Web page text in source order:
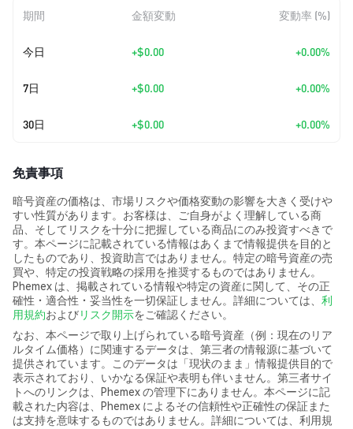
期間 金額変動 変動率 (%)
今日 +$0.00 +0.00%
7日 +$0.00 +0.00%
30日 +$0.00 +0.00%
免責事項
暗号資産の価格は、市場リスクや価格変動の影響を大きく受けや
すい性質があります。お客様は、ご自身がよく理解している商
品、そしてリスクを十分に把握している商品にのみ投資すべきで
す。本ページに記載されている情報はあくまで情報提供を目的と
したものであり、投資助言ではありません。特定の暗号資産の売
買や、特定の投資戦略の採用を推奨するものではありません。
Phemex は、掲載されている情報や特定の資産に関して、その正
確性・適合性・妥当性を一切保証しません。詳細については、 利
用規約およびリスク開示をご確認ください。
なお、本ページで取り上げられている暗号資産（例：現在のリア
ルタイム価格）に関連するデータは、第三者の情報源に基づいて
提供されています。このデータは「現状のまま」情報提供目的で
表示されており、いかなる保証や表明も伴いません。第三者サイ
トへのリンクは、Phemex の管理下にありません。本ページに記
載された内容は、Phemex によるその信頼性や正確性の保証また
は支持を意味するものではありません。詳細については、利用規